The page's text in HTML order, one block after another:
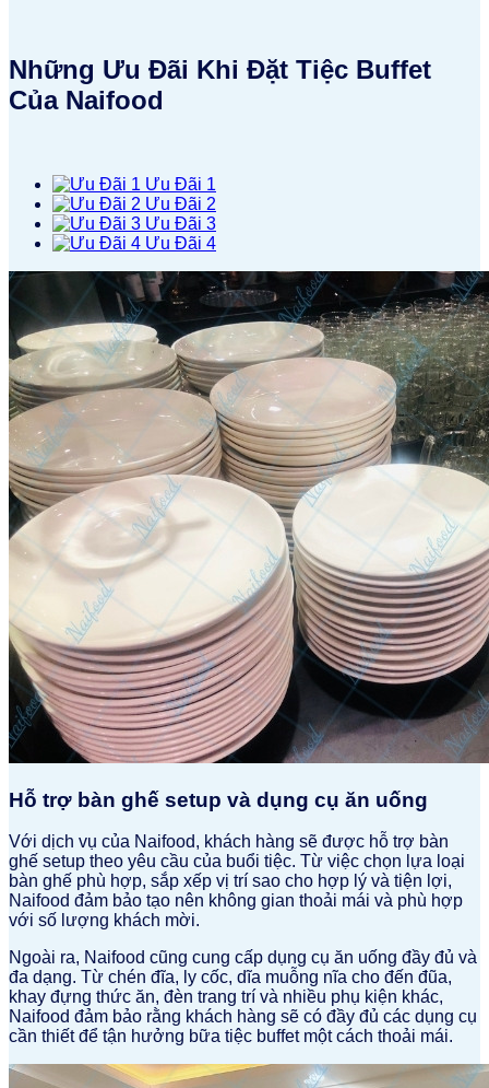
Những Ưu Đãi Khi Đặt Tiệc Buffet
Của Naifood
Ưu Đãi 1
Ưu Đãi 2
Ưu Đãi 3
Ưu Đãi 4
Hỗ trợ bàn ghế setup và dụng cụ ăn uống
Với dịch vụ của Naifood, khách hàng sẽ được hỗ trợ bàn
ghế setup theo yêu cầu của buổi tiệc. Từ việc chọn lựa loại
bàn ghế phù hợp, sắp xếp vị trí sao cho hợp lý và tiện lợi,
Naifood đảm bảo tạo nên không gian thoải mái và phù hợp
với số lượng khách mời.
Ngoài ra, Naifood cũng cung cấp dụng cụ ăn uống đầy đủ và
đa dạng. Từ chén đĩa, ly cốc, dĩa muỗng nĩa cho đến đũa,
khay đựng thức ăn, đèn trang trí và nhiều phụ kiện khác,
Naifood đảm bảo rằng khách hàng sẽ có đầy đủ các dụng cụ
cần thiết để tận hưởng bữa tiệc buffet một cách thoải mái.